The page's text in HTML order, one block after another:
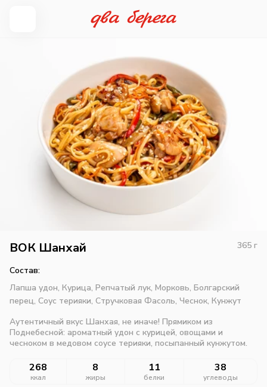
ВОК Шанхай 365 г
Состав:
Лапша удон, Курица, Репчатый лук, Морковь, Болгарский
перец, Соус терияки, Стручковая Фасоль, Чеснок, Кунжут
Аутентичный вкус Шанхая, не иначе! Прямиком из
Поднебесной: ароматный удон с курицей, овощами и
чесноком в медовом соусе терияки, посыпанный кунжутом.
268
ккал
8
жиры
11
белки
38
углеводы